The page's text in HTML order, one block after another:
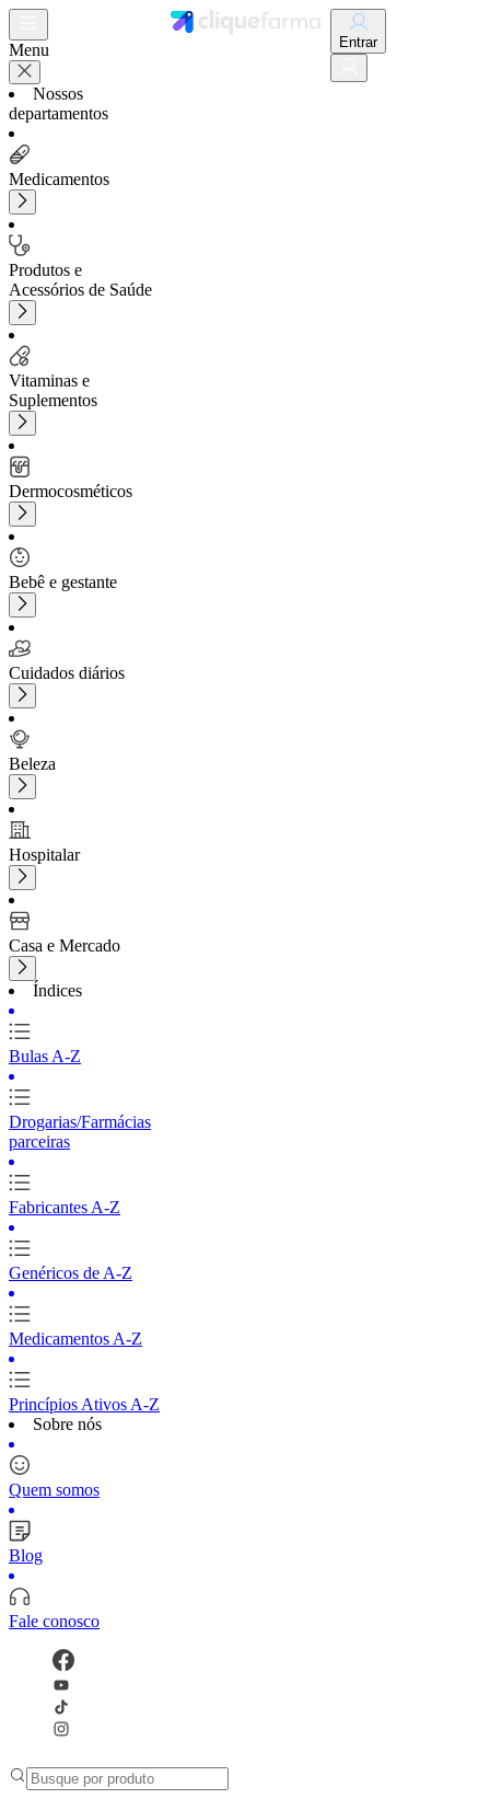
Menu
Nossos
departamentos
Medicamentos
Produtos e
Acessórios de Saúde
Vitaminas e
Suplementos
Dermocosméticos
Bebê e gestante
Cuidados diários
Beleza
Hospitalar
Casa e Mercado
Índices
Bulas A-Z
Drogarias/Farmácias
parceiras
Fabricantes A-Z
Genéricos de A-Z
Medicamentos A-Z
Princípios Ativos A-Z
Sobre nós
Quem somos
Blog
Fale conosco
Entrar